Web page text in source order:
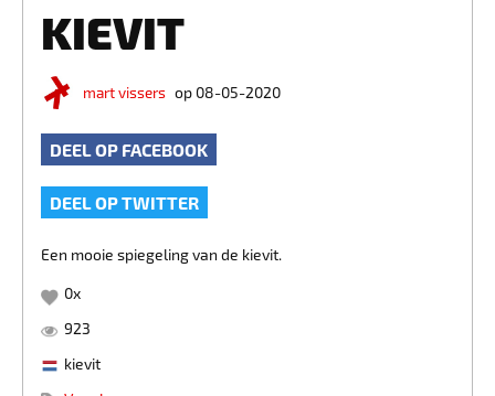
KIEVIT
mart vissers op 08-05-2020
DEEL OP FACEBOOK
DEEL OP TWITTER
Een mooie spiegeling van de kievit.
0x
923
kievit